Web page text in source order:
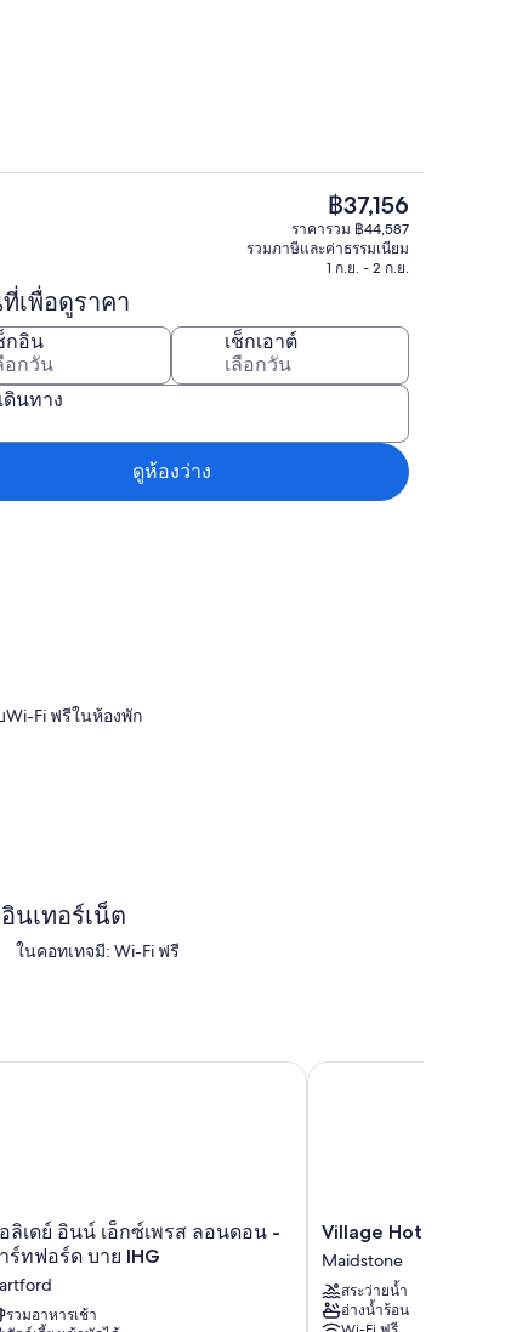
คอทเทจ | ครัวส่วนตัว | ตู้เย็น, เครื่อง
ราคา
ปัจจุบัน
฿37,156
฿37,156
ราคารวม ฿44,587
รวมภาษีและค่าธรรมเนียม
1 ก.ย. - 2 ก.ย.
เพื่อดูราคา
กอิน เช็กเอาต์
ดินทาง
ดูห้องว่าง
Fi ฟรีในห้องพัก
มสะดวกต่างๆ ได้แก่ อ่างน้ำร้อนส่วนตัว รวมถึงบริการ
อินเทอร์เน็ต
ในคอทเทจมี: Wi-Fi ฟรี
น์
กซ์เพรส
ลิเดย์ อินน์ เอ็กซ์เพรส ลอนดอน -
ร์ทฟอร์ด บาย IHG
รวมอาหารเช้า
ดย์ อินน์ เอ็กซ์เพรส ลอนดอน - ดาร์ทฟอร์ด บาย IHG
Village
Hotel
Maidstone
Maidstone
Village Hotel
Maidstone
สระว่ายน้ำ
อ่างน้ำร้อน
Village Hotel